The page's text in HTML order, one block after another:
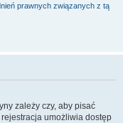
prawnych związanych z tą
zależy czy, aby pisać
umożliwia dostęp